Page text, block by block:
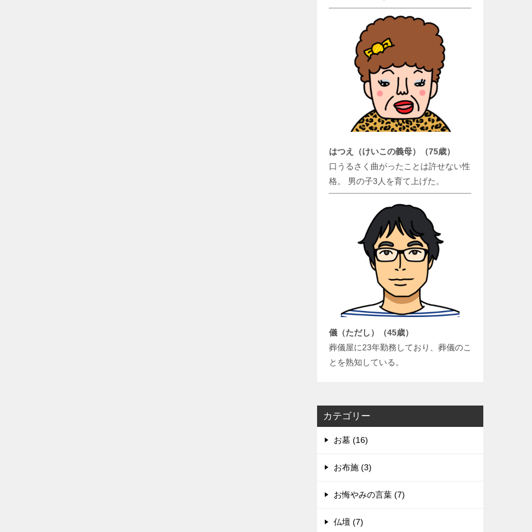
はつえ（けいこの義母）（75歳）
口うるさく曲がったことは許せない性
格。 男の子3人を育て上げた。
儀（ただし）（45歳）
葬儀屋に23年勤務しており、葬儀のこ
とを熟知している。
カテゴリー
お墓 (16)
お布施 (3)
お悔やみの言葉 (7)
仏壇 (7)